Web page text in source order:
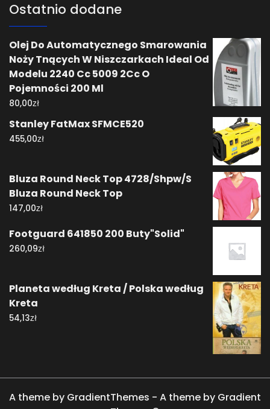
Ostatnio dodane
Olej Do Automatycznego Smarowania
Noży Tnących W Niszczarkach Ideal Od
Modelu 2240 Cc 5009 2Cc O
Pojemności 200 Ml
80,00zł
Stanley FatMax SFMCE520
455,00zł
Bluza Round Neck Top 4728/Shpw/S
Bluza Round Neck Top
147,00zł
Footguard 641850 200 Buty"Solid"
260,09zł
Planeta według Kreta / Polska według
Kreta
54,13zł
A theme by GradientThemes - A theme by Gradient